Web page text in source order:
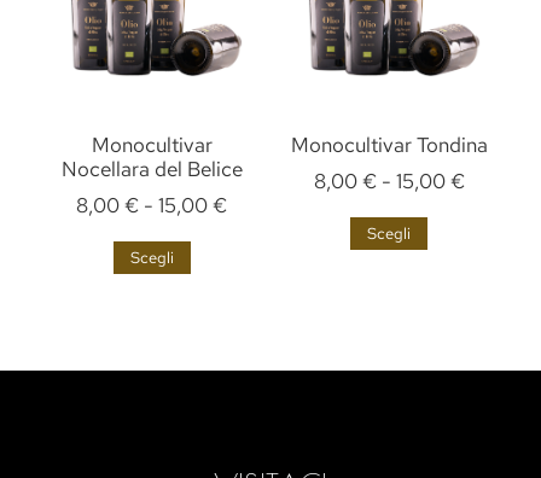
Monocultivar
Nocellara del Belice
8,00€ - 15,00€
Scegli
Monocultivar Tondina
8,00€ - 15,00€
Scegli